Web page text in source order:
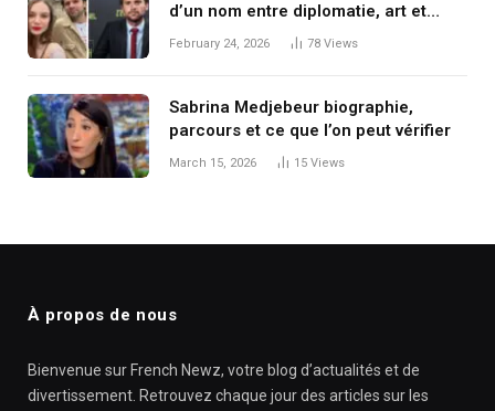
d’un nom entre diplomatie, art et
discrétion
February 24, 2026 78 Views
Sabrina Medjebeur biographie,
parcours et ce que l’on peut vérifier
March 15, 2026 15 Views
À propos de nous
Bienvenue sur French Newz, votre blog d’actualités et de
divertissement. Retrouvez chaque jour des articles sur les